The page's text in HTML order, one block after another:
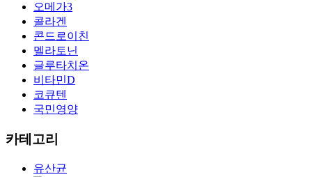
오메가3
콜라겐
콘드로이친
멜라토닌
글루타치온
비타민D
코큐텐
국민영양
카테고리
유산균